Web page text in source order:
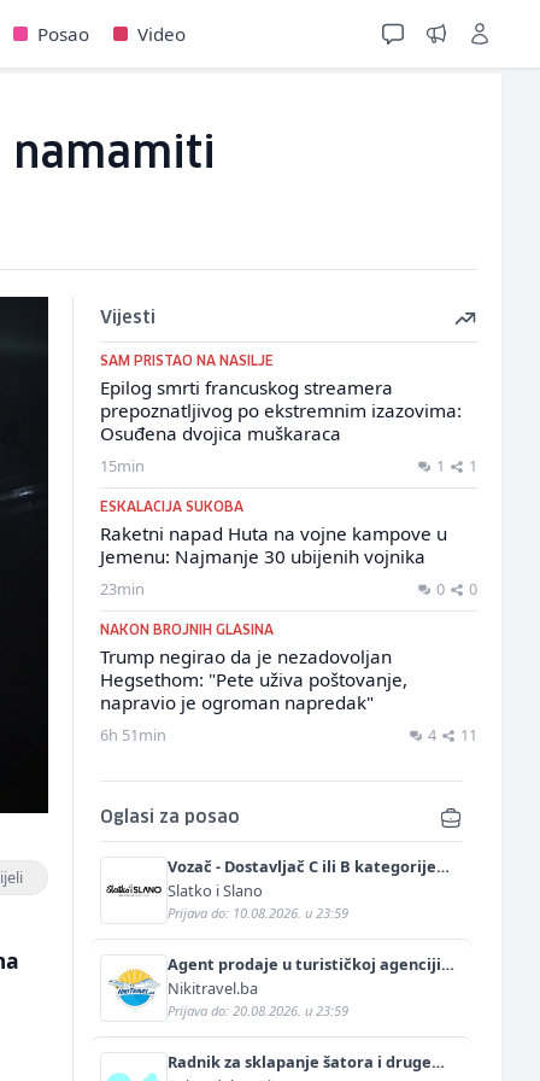
Posao Video
namamiti
Vijesti
SAM PRISTAO NA NASILJE
Epilog smrti francuskog streamera
prepoznatljivog po ekstremnim izazovima:
Osuđena dvojica muškaraca
15min 1 1
ESKALACIJA SUKOBA
Raketni napad Huta na vojne kampove u
Jemenu: Najmanje 30 ubijenih vojnika
23min 0 0
NAKON BROJNIH GLASINA
Trump negirao da je nezadovoljan
Hegsethom: "Pete uživa poštovanje,
napravio je ogroman napredak"
6h 51min 4 11
Oglasi za posao
Vozač - Dostavljač C ili B kategorije
(m/ž)
Slatko i Slano
Prijava do: 10.08.2026. u 23:59
Agent prodaje u turističkoj agenciji
(m/ž)
Nikitravel.ba
Prijava do: 20.08.2026. u 23:59
Radnik za sklapanje šatora i druge